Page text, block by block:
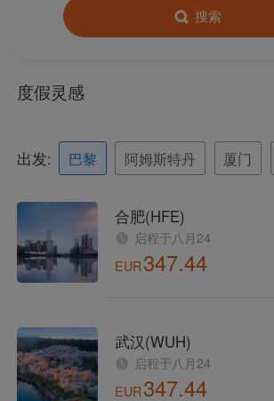
每日一班！厦航北京大兴—老挝万象航线正式开通！
联合国高级官员点赞厦航可持续发展实践
解放双手！厦航开通澳洲经厦门中转行李直挂服务
厦门航空成立40周年大会召开
鹭行天下 厦航正式推出空铁联运产品
搜索
Xiamenair.com使用功能
型和分析型Cookie 来确
保我们的网站正常运行，
在您的浏览器中。
在您的同意下，我们还将
使用营销Cookie (i) 分析